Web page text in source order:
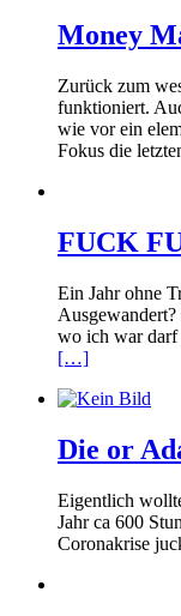
Money
Zurück zum
funktioniert.
wie vor ein
Fokus die
FUCK
Ein Jahr ohne
wo ich war darf
[…]
Die or
Eigentlich
Jahr ca 600
Coronakrise